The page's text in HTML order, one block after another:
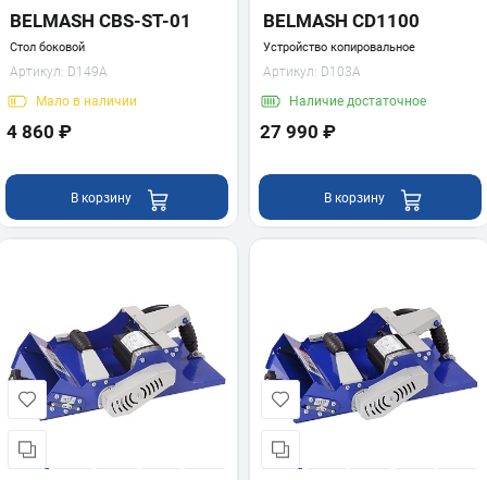
BELMASH CBS-ST-01
Стол боковой
Артикул: D149A
Мало в наличии
4 860 ₽
В корзину
BELMASH CD1100
Устройство копировальное
Артикул: D103A
Наличие достаточное
27 990 ₽
В корзину